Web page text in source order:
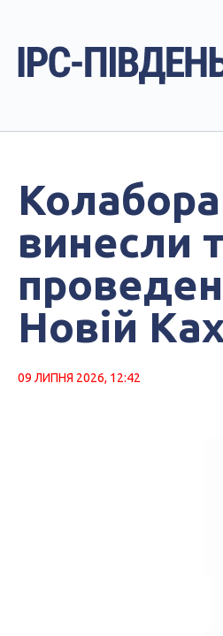
винесли
Новій
09 ЛИПНЯ 2026, 12:42